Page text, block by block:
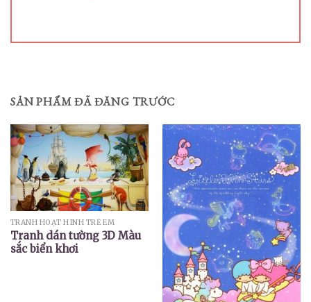
SẢN PHẨM ĐÃ ĐĂNG TRƯỚC
TRANH HOẠT HÌNH TRẺ EM
Tranh dán tường 3D Màu
sắc biển khơi